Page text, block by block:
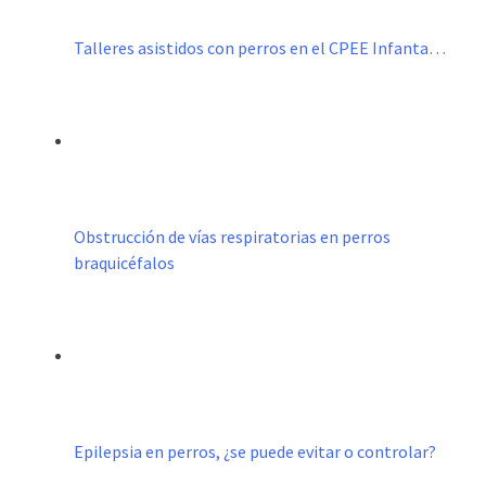
Talleres asistidos con perros en el CPEE Infanta…
Obstrucción de vías respiratorias en perros
braquicéfalos
Epilepsia en perros, ¿se puede evitar o controlar?